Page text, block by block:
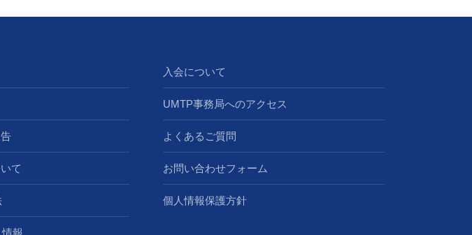
て
報
入会について
UMTP事務局へのアクセス
よくあるご質問
お問い合わせフォーム
個人情報保護方針